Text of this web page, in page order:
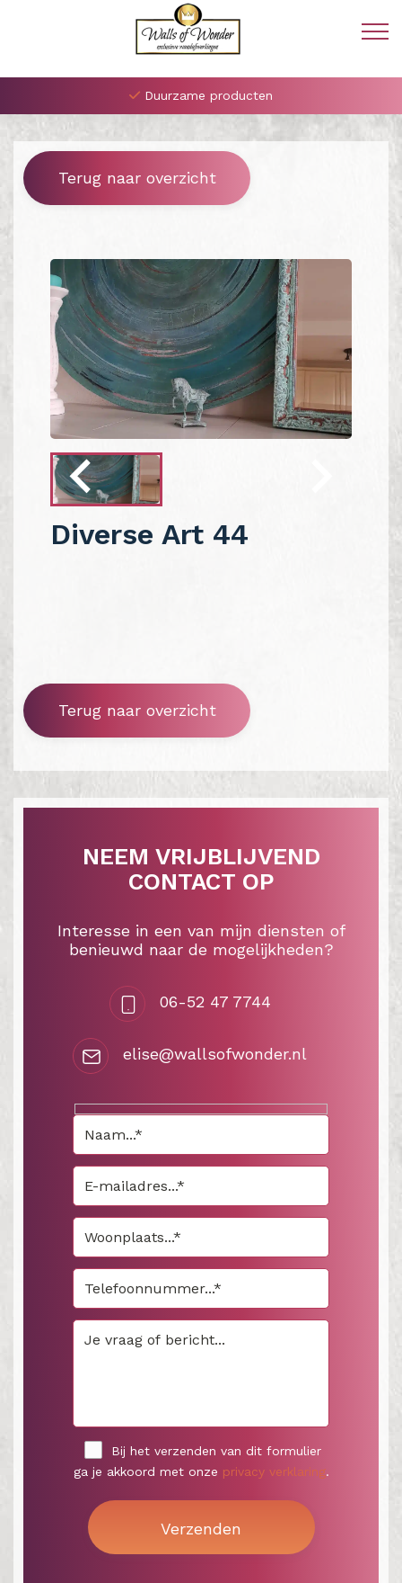
Duurzame producten
Terug naar overzicht
Diverse Art 44
Terug naar overzicht
NEEM VRIJBLIJVEND
CONTACT OP
Interesse in een van mijn diensten of
benieuwd naar de mogelijkheden?
06-52 47 7744
elise@wallsofwonder.nl
Bij het verzenden van dit formulier
ga je akkoord met onze privacy verklaring.